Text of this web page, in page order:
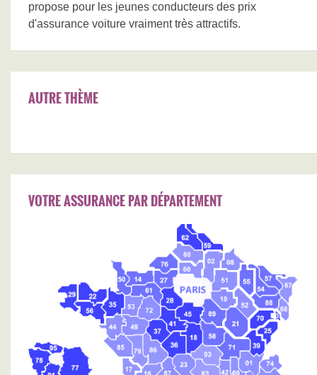
propose pour les jeunes conducteurs des prix
d'assurance voiture vraiment très attractifs.
AUTRE THÈME
VOTRE ASSURANCE PAR DÉPARTEMENT